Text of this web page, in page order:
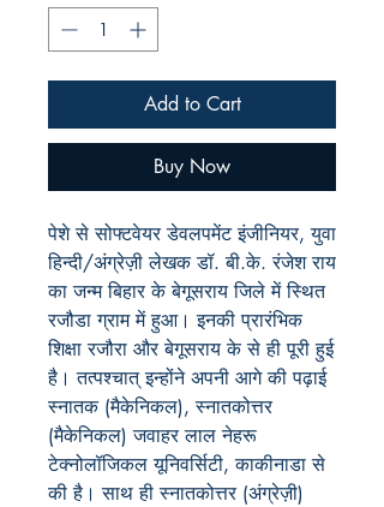
Add to Cart
Buy Now
पेशे से सोफ्टवेयर डेवलपमेंट इंजीनियर, युवा
हिन्दी/अंग्रेज़ी लेखक डॉ. बी.के. रंजेश राय
का जन्म बिहार के बेगूसराय जिले में स्थित
रजौडा ग्राम में हुआ। इनकी प्रारंभिक
शिक्षा रजौरा और बेगूसराय के से ही पूरी हुई
है। तत्पश्चात् इन्होंने अपनी आगे की पढ़ाई
स्नातक (मैकेनिकल), स्नातकोत्तर
(मैकेनिकल) जवाहर लाल नेहरू
टेक्नोलॉजिकल यूनिवर्सिटी, काकीनाडा से
की है। साथ ही स्नातकोत्तर (अंग्रेज़ी)